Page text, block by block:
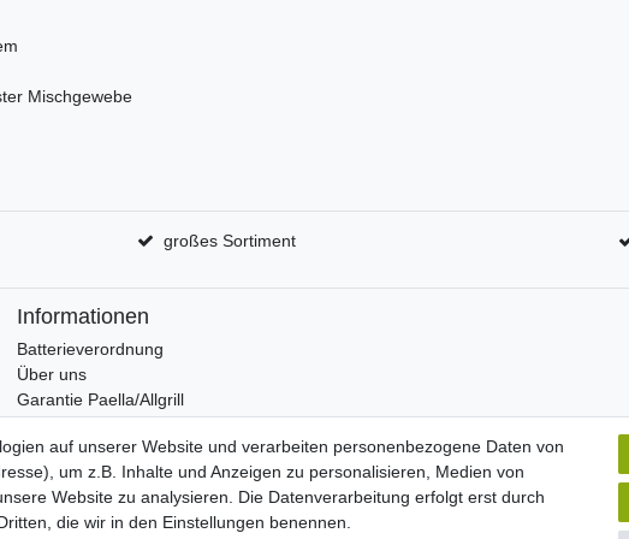
Mischgewebe
großes Sortiment
Informationen
Batterieverordnung
Über uns
Garantie Paella/Allgrill
auf unserer Website und verarbeiten personenbezogene Daten von
um z.B. Inhalte und Anzeigen zu personalisieren, Medien von
Website zu analysieren. Die Datenverarbeitung erfolgt erst durch
die wir in den Einstellungen benennen.